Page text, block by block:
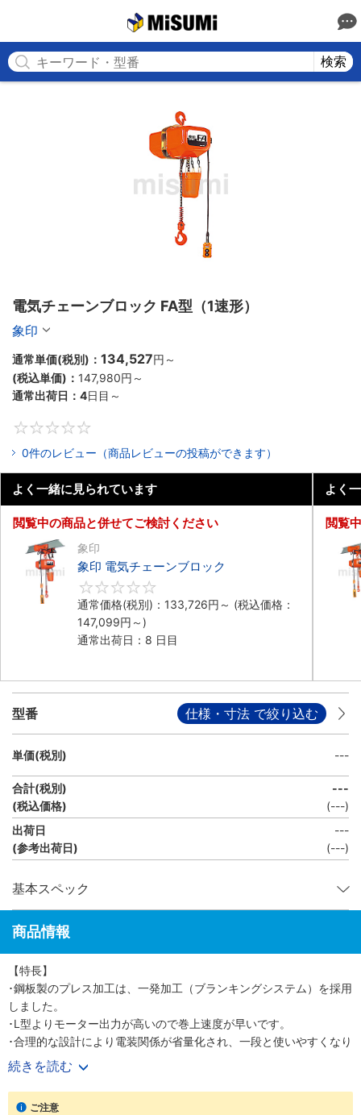
検索
電気チェーンブロック FA型（1速形）
象印
通常単価(税別)： 134,527円 ～
(税込単価)： 147,980円 ～
通常出荷日： 4日目～
0件のレビュー（商品レビューの投稿ができます）
よく一緒に見られています
閲覧中の商品と併せてご検討ください
象印
象印 電気チェーンブロック
通常価格(税別)： 133,726円 ～ (税込価格：
147,099円 ～)
通常出荷日：8 日目
よく
閲覧
型番 仕様・寸法 で絞り込む
単価(税別) ---
合計(税別)
(税込価格)
---
(---)
出荷日
(参考出荷日)
---
(---)
基本スペック
商品情報
【特長】
･鋼板製のプレス加工は、一発加工（ブランキングシステム）を採用
しました。
･L型よりモーター出力が高いので巻上速度が早いです。
･合理的な設計により電装関係が省量化され、一段と使いやすくなり
ました。
【用途】
･店・工場・現場での荷役・運搬作業。
続きを読む
ご注意